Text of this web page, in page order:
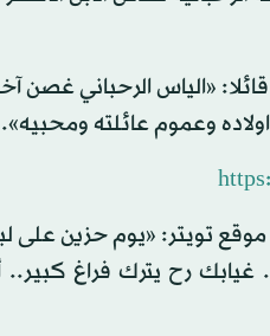
«الياس الرحباني غصن
وعموم عائلته ومحبيه».
تويتر: «يوم حزين على
رح يترك فراغ كبير..